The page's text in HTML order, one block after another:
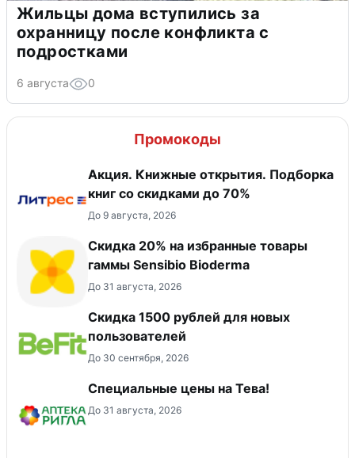
Жильцы дома вступились за
охранницу после конфликта с
подростками
6 августа 0
Промокоды
Акция. Книжные открытия. Подборка
книг со скидками до 70%
До 9 августа, 2026
Скидка 20% на избранные товары
гаммы Sensibio Bioderma
До 31 августа, 2026
Скидка 1500 рублей для новых
пользователей
До 30 сентября, 2026
Специальные цены на Тева!
До 31 августа, 2026